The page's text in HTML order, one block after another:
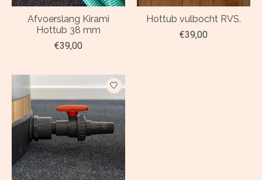
Afvoerslang Kirami
Hottub 38 mm
€39,00
Hottub vulbocht RVS.
€39,00